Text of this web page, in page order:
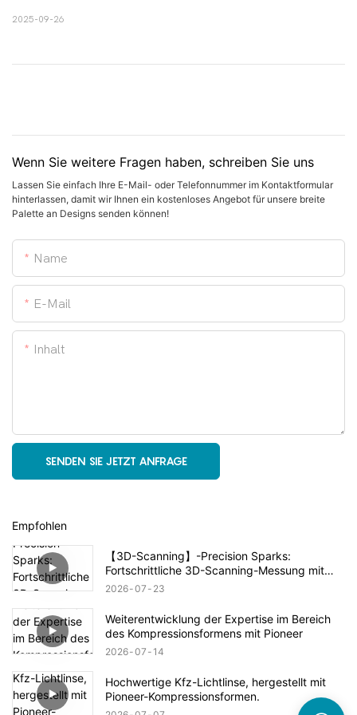
2025-09-26
Wenn Sie weitere Fragen haben, schreiben Sie uns
Lassen Sie einfach Ihre E-Mail- oder Telefonnummer im Kontaktformular
hinterlassen, damit wir Ihnen ein kostenloses Angebot für unsere breite
Palette an Designs senden können!
Name
E-Mail
Inhalt
SENDEN SIE JETZT ANFRAGE
Empfohlen
【3D-Scanning】-Precision Sparks:
Fortschrittliche 3D-Scanning-Messung mit
Pioneer
2026 07 23
Weiterentwicklung der Expertise im Bereich
des Kompressionsformens mit Pioneer
2026 07 14
Hochwertige Kfz-Lichtlinse, hergestellt mit
Pioneer-Kompressionsformen.